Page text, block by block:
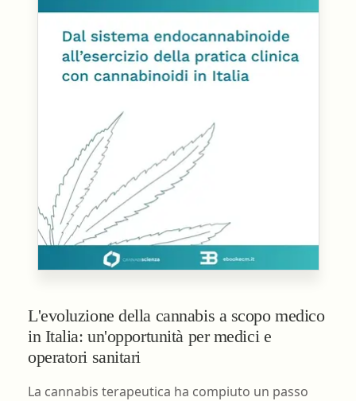
L'evoluzione della cannabis a scopo medico
in Italia: un'opportunità per medici e
operatori sanitari
La cannabis terapeutica ha compiuto un passo